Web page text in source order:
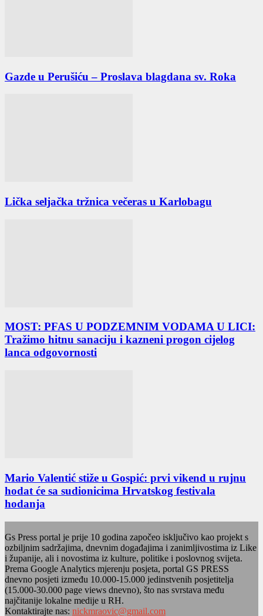
Gazde u Perušiću – Proslava blagdana sv. Roka
Lička seljačka tržnica večeras u Karlobagu
MOST: PFAS U PODZEMNIM VODAMA U LICI:
Tražimo hitnu sanaciju i kazneni progon cijelog
lanca odgovornosti
Mario Valentić stiže u Gospić: prvi vikend u rujnu
hodat će sa sudionicima Hrvatskog festivala
hodanja
Gs Press portal je prije 10 godina započeo isključivo kao projekt s
ozbiljnim sadržajima, dnevnim događajima i zanimljivostima iz Like
i županije, ali i novostima iz kulture, politike i poslovnog svijeta.
Prema Google Analytics mjerenju posjeta, portal GS PRESS
dnevno posjeti između 10.000-15.000 jedinstvenih posjetitelja
(15.000-30.000 page views dnevno), što nas svrstava među
najčitanije lokalne medije u RH.
Kontaktirajte nas: nickmraovic@gmail.com